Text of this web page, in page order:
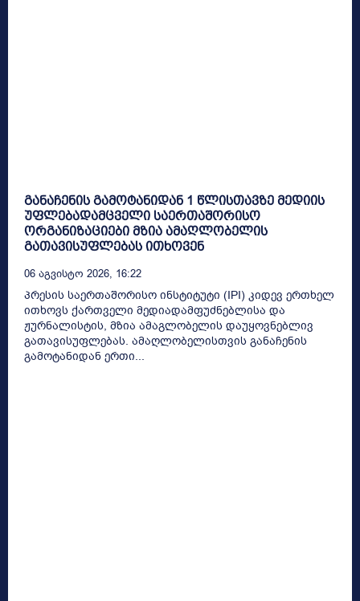
განაჩენის გამოტანიდან 1 წლისთავზე მედიის
უფლებადამცველი საერთაშორისო
ორგანიზაციები მზია ამაღლობელის
გათავისუფლებას ითხოვენ
06 Აგვისტო 2026, 16:22
პრესის საერთაშორისო ინსტიტუტი (IPI) კიდევ ერთხელ
ითხოვს ქართველი მედიადამფუძნებლისა და
ჟურნალისტის, მზია ამაგლობელის დაუყოვნებლივ
გათავისუფლებას. ამაღლობელისთვის განაჩენის
გამოტანიდან ერთი...